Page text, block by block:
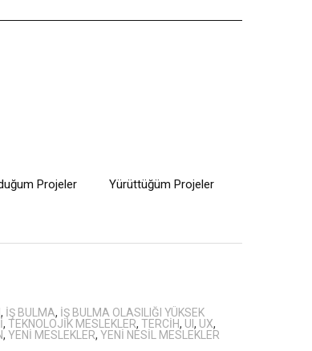
Projeler Yürüttüğüm Projeler
, IŞ BULMA, IŞ BULMA OLASILIĞI YÜKSEK
, TEKNOLOJIK MESLEKLER, TERCIH, UI , UX,
, YENI MESLEKLER, YENI NESIL MESLEKLER